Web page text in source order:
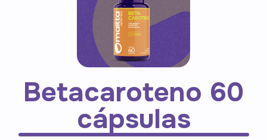
Betacaroteno 60
cápsulas